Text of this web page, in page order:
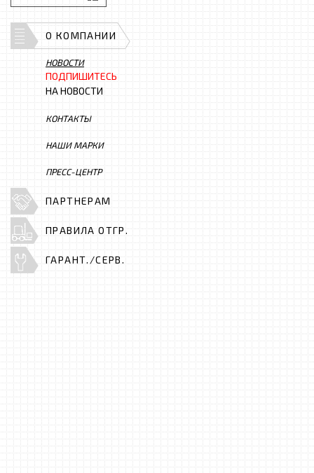
О КОМПАНИИ
НОВОСТИ
ПОДПИШИТЕСЬ
НА НОВОСТИ
КОНТАКТЫ
НАШИ МАРКИ
ПРЕСС-ЦЕНТР
ПАРТНЕРАМ
ПРАВИЛА ОТГР.
ГАРАНТ./СЕРВ.